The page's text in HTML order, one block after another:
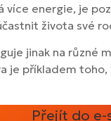
energie, je
života své
jinak na
je příkladem
Přejít do